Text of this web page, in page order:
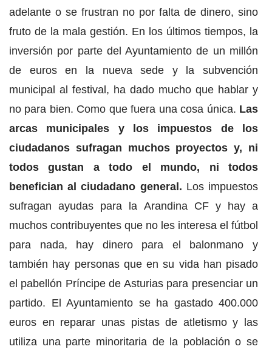
adelante o se frustran no por falta de dinero, sino
fruto de la mala gestión. En los últimos tiempos, la
inversión por parte del Ayuntamiento de un millón
de euros en la nueva sede y la subvención
municipal al festival, ha dado mucho que hablar y
no para bien. Como que fuera una cosa única. Las
arcas municipales y los impuestos de los
ciudadanos sufragan muchos proyectos y, ni
todos gustan a todo el mundo, ni todos
benefician al ciudadano general. Los impuestos
sufragan ayudas para la Arandina CF y hay a
muchos contribuyentes que no les interesa el fútbol
para nada, hay dinero para el balonmano y
también hay personas que en su vida han pisado
el pabellón Príncipe de Asturias para presenciar un
partido. El Ayuntamiento se ha gastado 400.000
euros en reparar unas pistas de atletismo y las
utiliza una parte minoritaria de la población o se